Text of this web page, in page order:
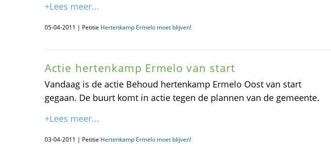
+Lees meer...
05-04-2011 | Petitie Hertenkamp Ermelo moet blijven!
Actie hertenkamp Ermelo van start
Vandaag is de actie Behoud hertenkamp Ermelo Oost van start
gegaan. De buurt komt in actie tegen de plannen van de gemeente.
+Lees meer...
03-04-2011 | Petitie Hertenkamp Ermelo moet blijven!